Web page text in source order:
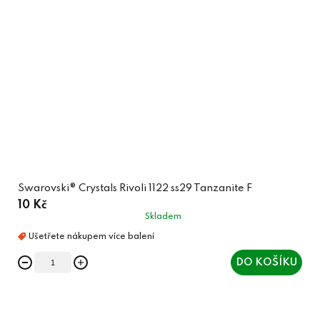
Swarovski® Crystals Rivoli 1122 ss29 Tanzanite F
10 Kč
Skladem
DO KOŠÍKU